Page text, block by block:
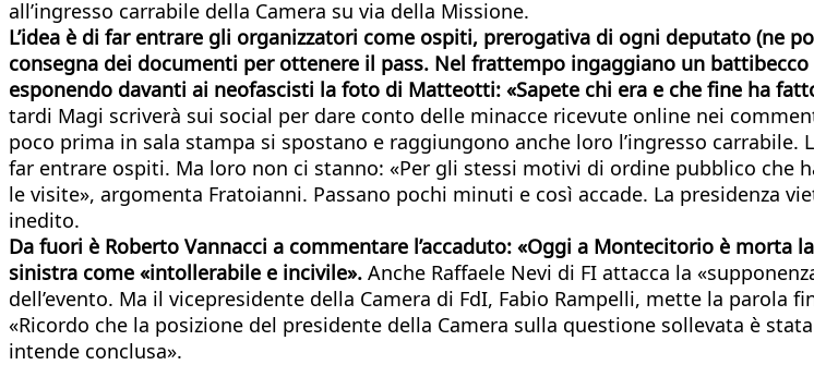
all’ingresso carrabile della Camera su via della Missione.
L’idea è di far entrare gli organizzatori come ospiti, prerogativa di ogni deputato (ne
consegna dei documenti per ottenere il pass. Nel frattempo ingaggiano un
esponendo davanti ai neofascisti la foto di Matteotti: «Sapete chi era e che fine ha
tardi Magi scriverà sui social per dare conto delle minacce ricevute online nei
poco prima in sala stampa si spostano e raggiungono anche loro l’ingresso
far entrare ospiti. Ma loro non ci stanno: «Per gli stessi motivi di ordine pubblico che
le visite», argomenta Fratoianni. Passano pochi minuti e così accade. La presidenza
inedito.
Da fuori è Roberto Vannacci a commentare l’accaduto: «Oggi a Montecitorio è morta
sinistra come «intollerabile e incivile». Anche Raffaele Nevi di FI attacca la
dell’evento. Ma il vicepresidente della Camera di FdI, Fabio Rampelli, mette la parola
«Ricordo che la posizione del presidente della Camera sulla questione sollevata è
intende conclusa».